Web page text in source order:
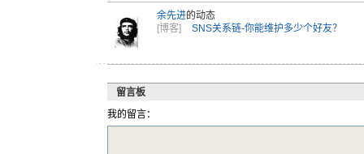
余先进的动态
[博客]
SNS关系链-你能维护多少个好友？
留言板
我的留言：